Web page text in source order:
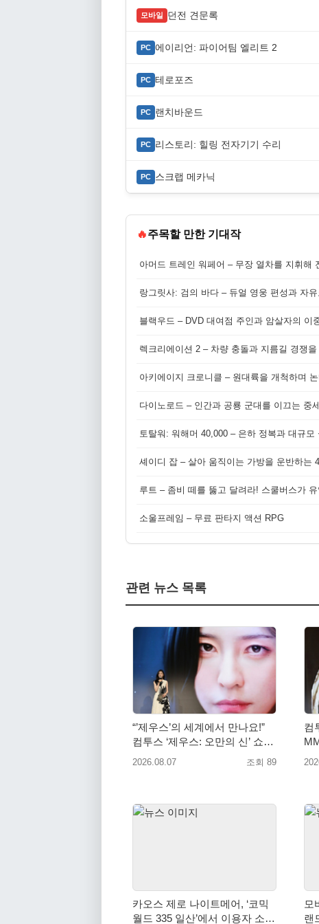
모바일 던전 견문록
PC 에이리언: 파이어팀 엘리트 2
PC 테로포즈
PC 랜치바운드
PC 리스토리: 힐링 전자기기 수리
PC 스크랩 메카닉
🔥주목할 만한 기대작
아머드 트레인 워페어 – 무장 열차를 지휘해
랑그릿사: 검의 바다 – 듀얼 영웅 편성과 자
블랙우드 – DVD 대여점 주인과 암살자의 이
렉크리에이션 2 – 차량 충돌과 지름길 경쟁
아키에이지 크로니클 – 원대륙을 개척하며
다이노로드 – 인간과 공룡 군대를 이끄는 중
토탈워: 워해머 40,000 – 은하 정복과 대규
셰이디 잡 – 살아 움직이는 가방을 운반하는
루트 – 좀비 떼를 뚫고 달려라! 스쿨버스가
소울프레임 – 무료 판타지 액션 RPG
관련 뉴스 목록
“’제우스’의 세계에서 만나요!”
컴투스 ‘제우스: 오만의 신’ 쇼케
이스 찾은 배우 박지현
2026.08.07 조회 89
컴
8
카오스 제로 나이트메어, ‘코믹
월드 335 일산’에서 이용자 소통
모
랜